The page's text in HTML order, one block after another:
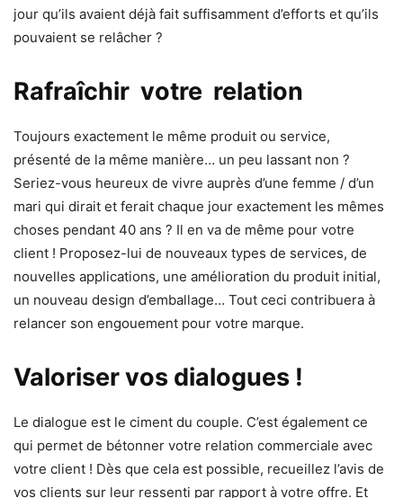
jour qu’ils avaient déjà fait suffisamment d’efforts et qu’ils
pouvaient se relâcher ?
Rafraîchir votre relation
Toujours exactement le même produit ou service,
présenté de la même manière… un peu lassant non ?
Seriez-vous heureux de vivre auprès d’une femme / d’un
mari qui dirait et ferait chaque jour exactement les mêmes
choses pendant 40 ans ? Il en va de même pour votre
client ! Proposez-lui de nouveaux types de services, de
nouvelles applications, une amélioration du produit initial,
un nouveau design d’emballage… Tout ceci contribuera à
relancer son engouement pour votre marque.
Valoriser vos dialogues !
Le dialogue est le ciment du couple. C’est également ce
qui permet de bétonner votre relation commerciale avec
votre client ! Dès que cela est possible, recueillez l’avis de
vos clients sur leur ressenti par rapport à votre offre. Et